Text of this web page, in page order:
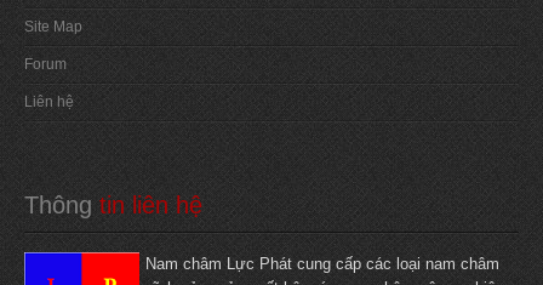
Site Map
Forum
Liên hệ
Thông tin liên hệ
Nam châm Lực Phát cung cấp các loại nam châm